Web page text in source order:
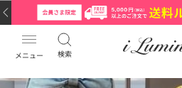
メニュー 検索